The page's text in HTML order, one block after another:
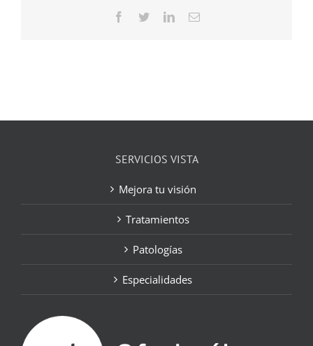
Facebook
TwitterLinkedInCorreo
SERVICIOS VISTA
Mejora tu visión
Tratamientos
Patologías
Especialidades